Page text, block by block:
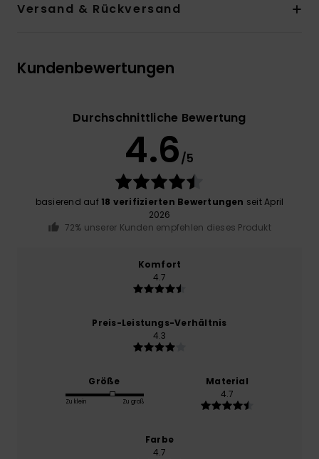
Versand & Rückversand
Kundenbewertungen
Durchschnittliche Bewertung
4.6/5
basierend auf 18 verifizierten Bewertungen seit April
2026
72% unserer Kunden empfehlen dieses Produkt
Komfort
4.7
Preis-Leistungs-Verhältnis
4.3
Größe
Zu klein Zu groß
Material
4.7
Farbe
4.7